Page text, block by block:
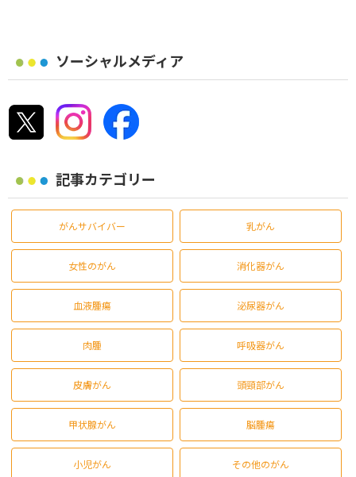
ソーシャルメディア
記事カテゴリー
がんサバイバー 乳がん
女性のがん 消化器がん
血液腫瘍 泌尿器がん
肉腫 呼吸器がん
皮膚がん 頭頸部がん
甲状腺がん 脳腫瘍
小児がん その他のがん